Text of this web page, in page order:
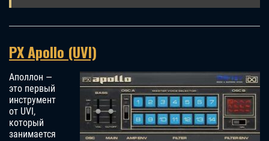
PX Apollo (UVI)
Аполлон —
это первый
инструмент
от UVI,
который
занимается